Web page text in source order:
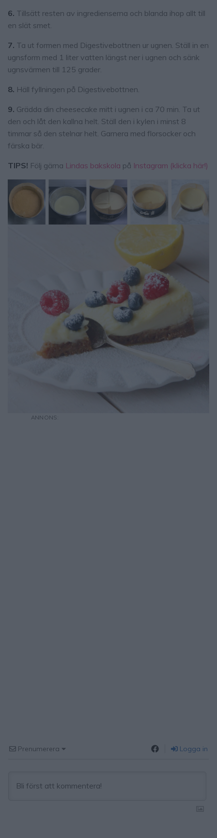
6. Tillsätt resten av ingredienserna och blanda ihop allt till
en slät smet.
7. Ta ut formen med Digestivebottnen ur ugnen. Ställ in en
ugnsform med 1 liter vatten längst ner i ugnen och sänk
ugnsvärmen till 125 grader.
8. Häll fyllningen på Digestivebottnen.
9. Grädda din cheesecake mitt i ugnen i ca 70 min. Ta ut
den och låt den kallna helt. Ställ den i kylen i minst 8
timmar så den stelnar helt. Garnera med florsocker och
färska bär.
TIPS! Följ gärna Lindas bakskola på Instagram (klicka här!)
Prenumerera Logga in